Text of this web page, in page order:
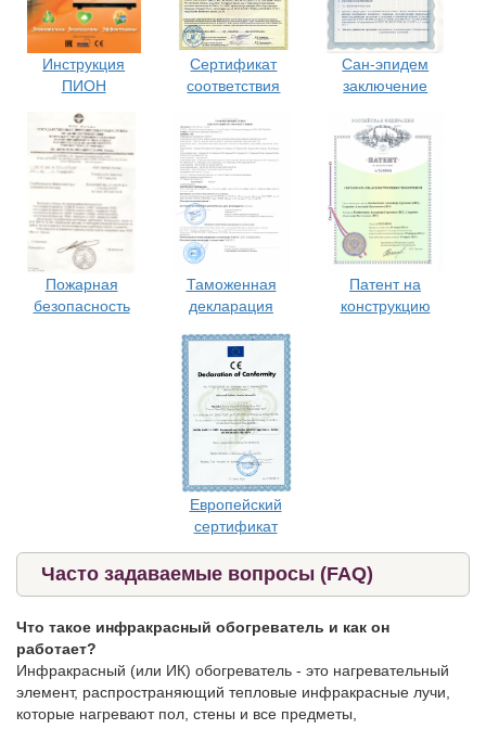
Инструкция
ПИОН
Сертификат
соответствия
Сан-эпидем
заключение
Пожарная
безопасность
Таможенная
декларация
Патент на
конструкцию
Европейский
сертификат
Часто задаваемые вопросы (FAQ)
Что такое инфракрасный обогреватель и как он
работает?
Инфракрасный (или ИК) обогреватель - это нагревательный
элемент, распространяющий тепловые инфракрасные лучи,
которые нагревают пол, стены и все предметы,